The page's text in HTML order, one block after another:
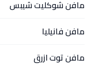
مافن شوكليت شيبس
مافن فانيليا
مافن توت ازرق